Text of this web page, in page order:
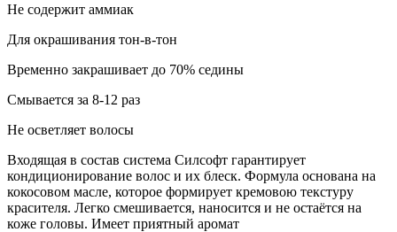
Не содержит аммиак
Для окрашивания тон-в-тон
Временно закрашивает до 70% седины
Смывается за 8-12 раз
Не осветляет волосы
Входящая в состав система Силсофт гарантирует
кондиционирование волос и их блеск. Формула основана на
кокосовом масле, которое формирует кремовою текстуру
красителя. Легко смешивается, наносится и не остаётся на
коже головы. Имеет приятный аромат